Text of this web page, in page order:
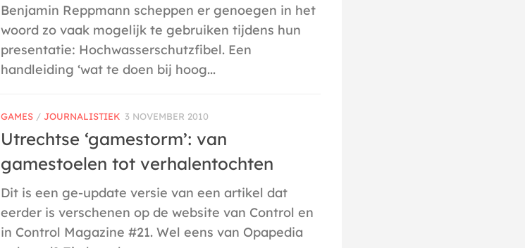
Benjamin Reppmann scheppen er genoegen in het
woord zo vaak mogelijk te gebruiken tijdens hun
presentatie: Hochwasserschutzfibel. Een
handleiding ‘wat te doen bij hoog...
GAMES / JOURNALISTIEK 3 NOVEMBER 2010
Utrechtse ‘gamestorm’: van
gamestoelen tot verhalentochten
Dit is een ge-update versie van een artikel dat
eerder is verschenen op de website van Control en
in Control Magazine #21. Wel eens van Opapedia